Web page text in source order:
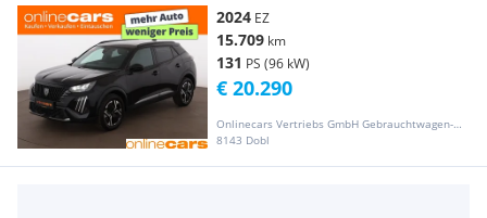
2024 EZ
15.709 km
131 PS (96 kW)
Onlinecars Vertriebs GmbH Gebrauchtwagen-Outlet  Werkstätte  Spenglerei  Lackiererei
8143 Dobl
€ 20.290